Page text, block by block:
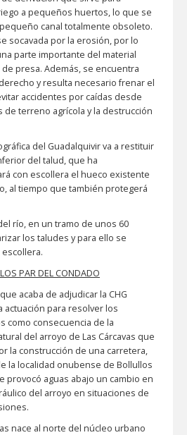
a pequeños huertos, lo que se
canal totalmente obsoleto.
socavada por la erosión, por lo
parte importante del material
presa. Además, se encuentra
y resulta necesario frenar el
accidentes por caídas desde
de terreno agrícola y la destrucción
del Guadalquivir va a restituir
del talud, que ha
con escollera el hueco existente
al tiempo que también protegerá
río, en un tramo de unos 60
los taludes y para ello se
PAR DEL CONDADO
acaba de adjudicar la CHG
actuación para resolver los
como consecuencia de la
del arroyo de Las Cárcavas que
la construcción de una carretera,
la localidad onubense de Bollullos
provocó aguas abajo un cambio en
del arroyo en situaciones de
nace al norte del núcleo urbano